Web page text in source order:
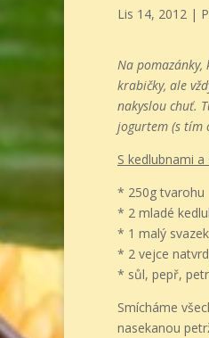
Lis 14, 2012 |
Na pomazánky,
krabičky, ale
nakyslou chuť.
jogurtem (s tím
S kedlubnami
* 250g tvarohu
* 2 mladé
* 1 malý
* 2 vejce
* sůl, pepř,
Smícháme
nasekanou